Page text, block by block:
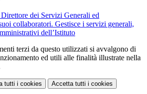
dei Servizi Generali ed
collaboratori. Gestisce i servizi generali,
dell’Istituto
terzi da questo utilizzati si avvalgono di
ed utili alle finalità illustrate nella
tutti i cookies Accetta tutti i cookies